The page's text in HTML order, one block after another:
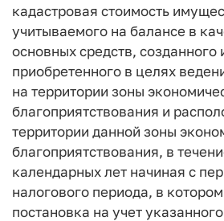
кадастровая стоимость
учитываемого на балансе в
основных средств, созданного
приобретенного в целях
на территории зоны
благоприятствования и
территории данной зоны
благоприятствования, в
календарных лет начиная с
налогового периода, в
постановка на учет